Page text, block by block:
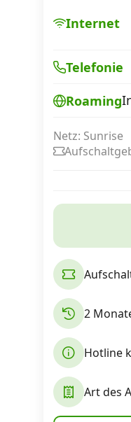
Internet
Telefonie
Roaming
Netz: Sunrise
2
Hotline
Art des